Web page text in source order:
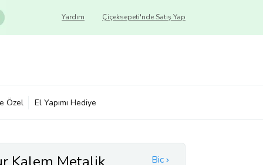
Çiçeksepeti'nde Satış Yap
Yardım
Özel El Yapımı Hediye
Bic